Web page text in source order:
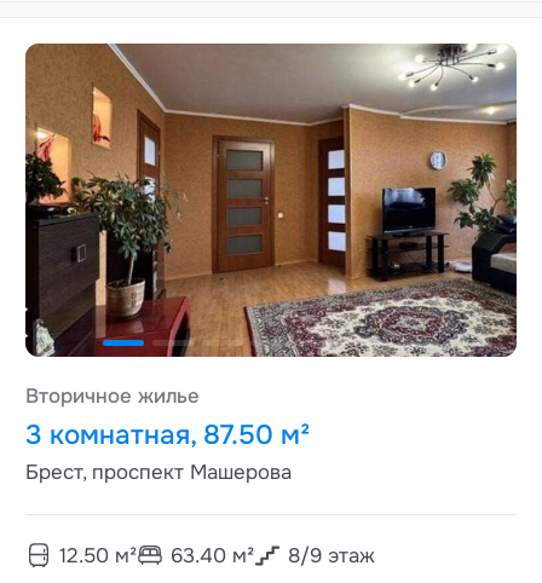
Вторичное жилье
3 комнатная, 87.50 м²
Брест, проспект Машерова
12.50м² 63.40м² 8/9этаж